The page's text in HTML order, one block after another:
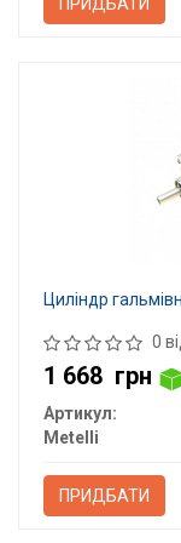
Циліндр
0
1 668 грн
Артикул:
Metelli
ПРИДБАТИ